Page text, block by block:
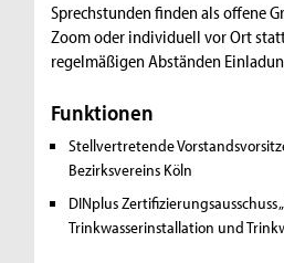
Sprechstunden finden als offene
Zoom oder individuell vor Ort
regelmäßigen Abständen
Funktionen
Stellvertretende
Bezirksvereins Köln
DINplus
Trinkwasserinstallation und